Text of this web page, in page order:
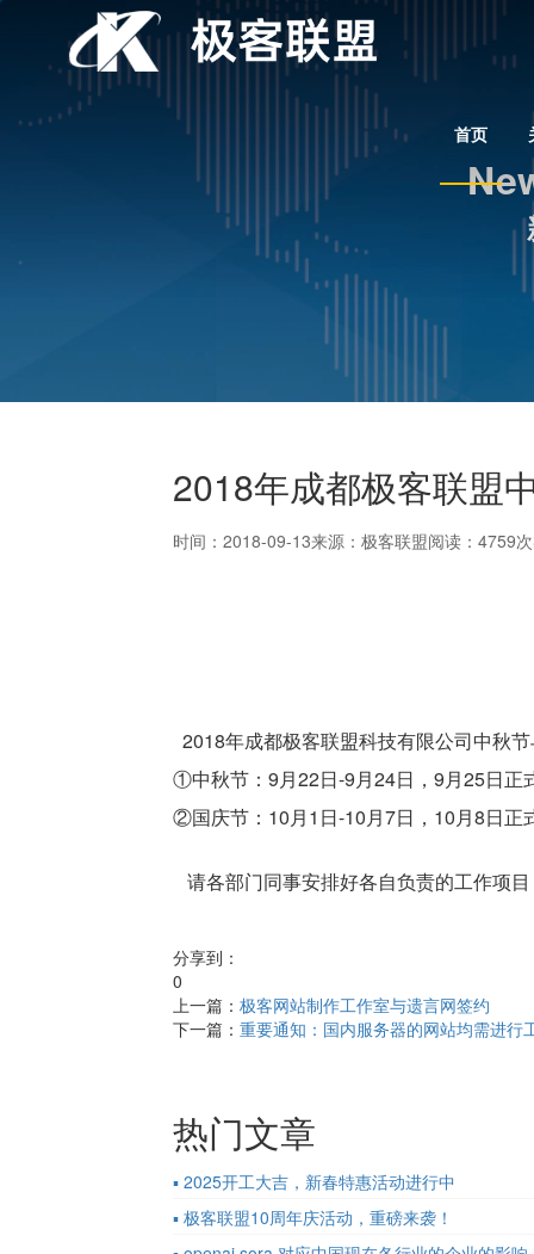
首页
2018年成都极客联盟
时间：2018-09-13来源：极客联盟阅读：4759次
2018年成都极客联盟科技有限公司中秋
①中秋节：9月22日-9月24日，9月25日正
②国庆节：10月1日-10月7日，10月8日正
请各部门同事安排好各自负责的工作项
分享到：
0
上一篇： 极客网站制作工作室与遗言网签约
下一篇： 重要通知：国内服务器的网站均需进行
热门文章
▪ 2025开工大吉，新春特惠活动进行中
▪ 极客联盟10周年庆活动，重磅来袭！